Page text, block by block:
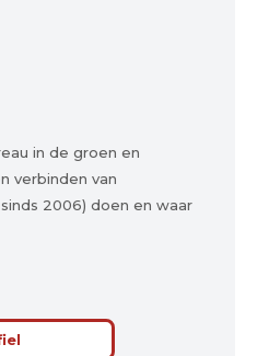
in de groen en
verbinden van
2006) doen en waar